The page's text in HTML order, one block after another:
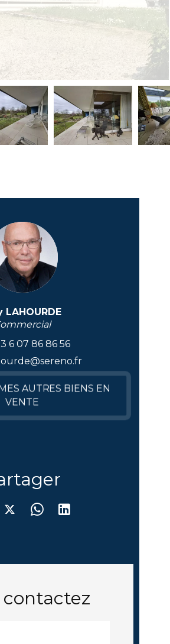
LAHOURDE
6 07 86 86 56
AUTRES BIENS EN
VENTE
contactez